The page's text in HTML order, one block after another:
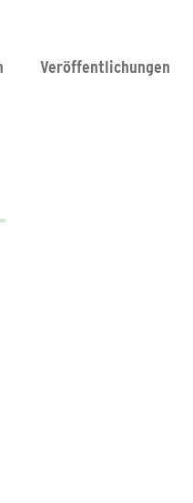
Veröffentlichungen